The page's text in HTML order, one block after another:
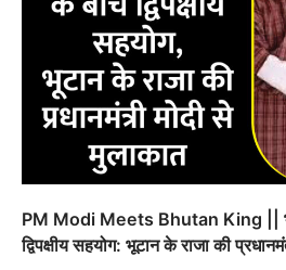
PM Modi Meets Bhutan King ||
द्विपक्षीय सहयोग: भूटान के राजा की